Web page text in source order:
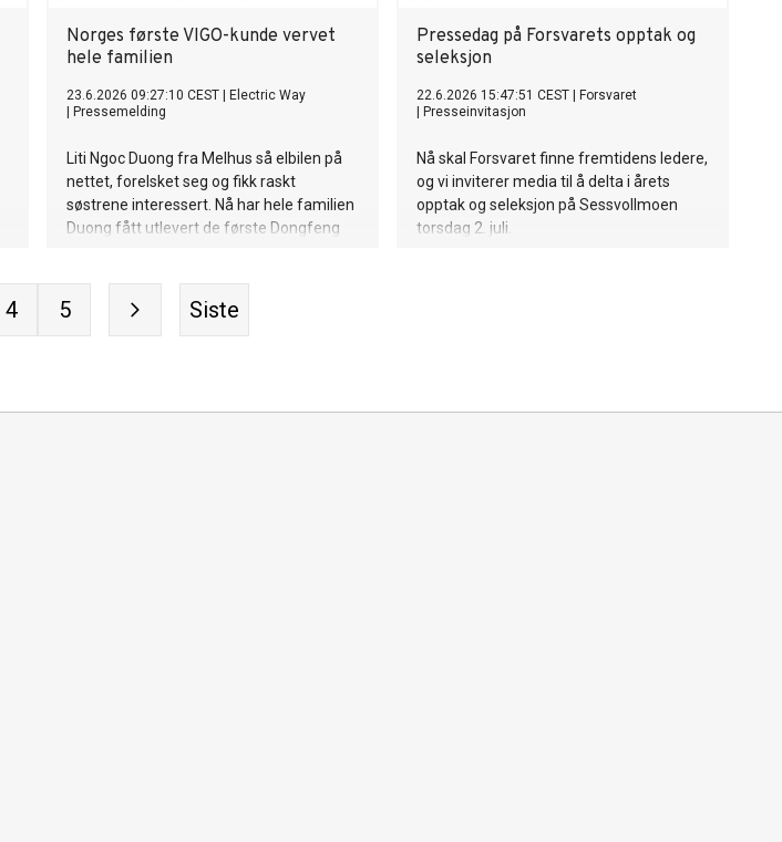
Norges første VIGO-kunde vervet
hele familien
23.6.2026 09:27:10 CEST
Electric Way
Pressemelding
Liti Ngoc Duong fra Melhus så elbilen på
nettet, forelsket seg og fikk raskt
søstrene interessert. Nå har hele familien
Duong fått utlevert de første Dongfeng
Pressedag på Forsvarets opptak og
seleksjon
22.6.2026 15:47:51 CEST
Forsvaret
Presseinvitasjon
Nå skal Forsvaret finne fremtidens ledere,
og vi inviterer media til å delta i årets
opptak og seleksjon på Sessvollmoen
torsdag 2. juli.
4 5 Siste